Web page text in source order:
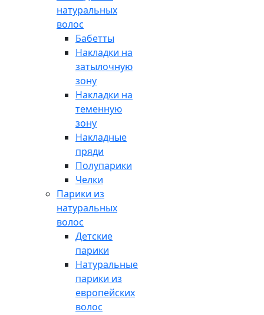
натуральных
волос
Бабетты
Накладки на
затылочную
зону
Накладки на
теменную
зону
Накладные
пряди
Полупарики
Челки
Парики из
натуральных
волос
Детские
парики
Натуральные
парики из
европейских
волос